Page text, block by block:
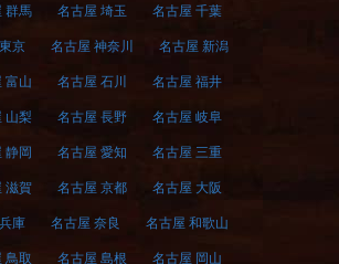
群馬 名古屋 埼玉 名古屋 千葉
京 名古屋 神奈川 名古屋 新潟
富山 名古屋 石川 名古屋 福井
山梨 名古屋 長野 名古屋 岐阜
静岡 名古屋 愛知 名古屋 三重
滋賀 名古屋 京都 名古屋 大阪
庫 名古屋 奈良 名古屋 和歌山
鳥取 名古屋 島根 名古屋 岡山